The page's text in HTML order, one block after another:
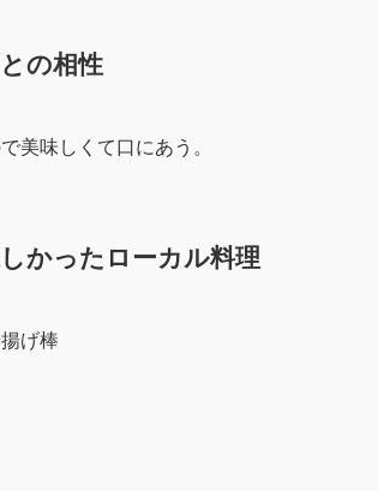
の相性
美味しくて口にあう。
かったローカル料理
げ棒